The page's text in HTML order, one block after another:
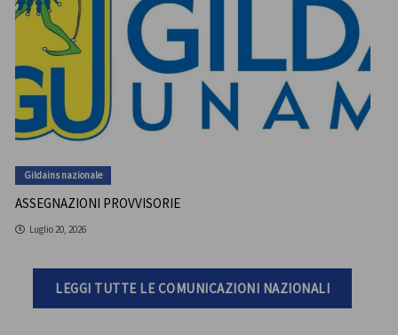
Gildains nazionale
ASSEGNAZIONI PROVVISORIE
Luglio 20, 2026
LEGGI TUTTE LE COMUNICAZIONI NAZIONALI